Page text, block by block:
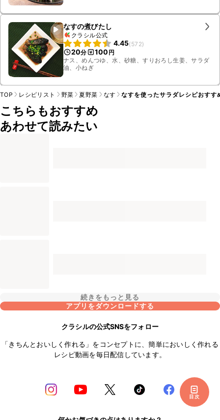
なすの煮びたし
クラシル公式
4.45(572)
20分 100 円
ナス、めんつゆ、水、砂糖、すりおろし生姜、サラダ
油、小ねぎ
目次
TOP レシピリスト 野菜 夏野菜 なす なすを使ったサラダレシピおすす
こちらもおすすめ
あわせて読みたい
続きをもっと見る
アプリをダウンロードする
クラシルの公式SNSをフォロー
「きちんとおいしく作れる」をコンセプトに、簡単においしく作れる
レシピ動画を毎日配信しています。